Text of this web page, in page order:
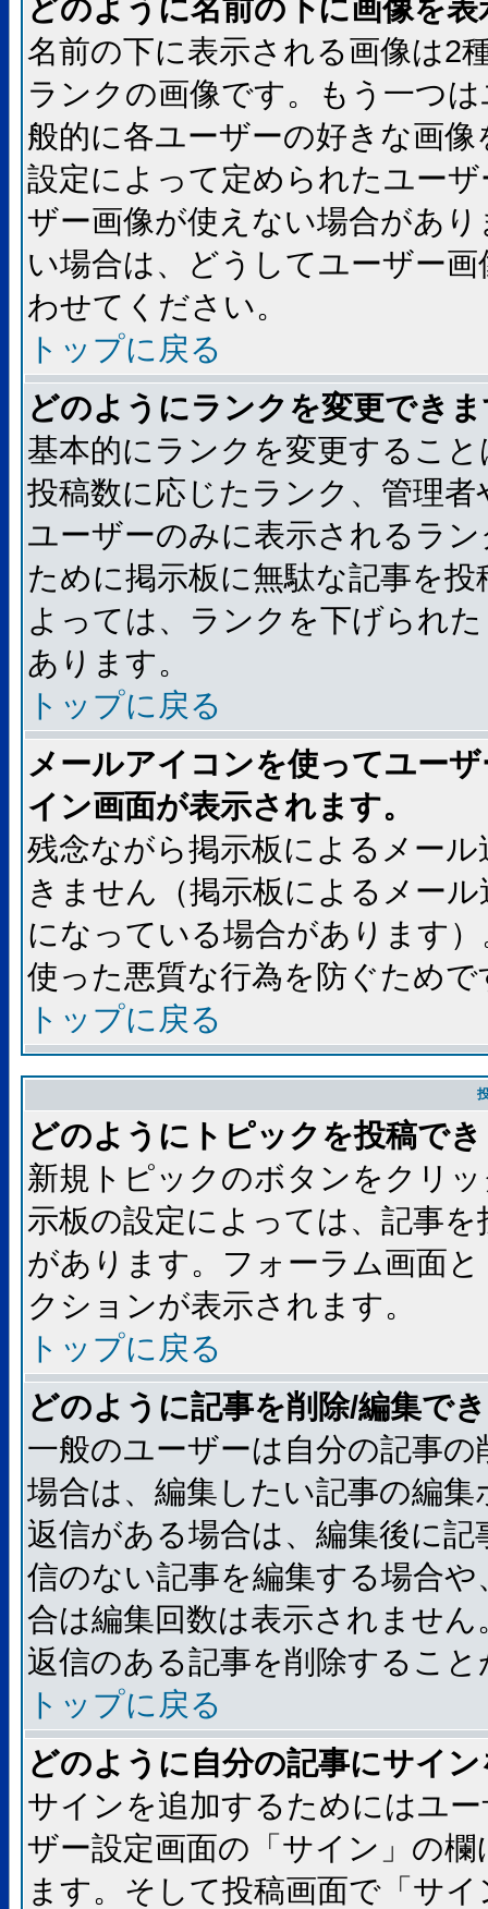
どのように名前の下に画像を
名前の下に表示される画像は2
ランクの画像です。もう一つ
般的に各ユーザーの好きな画
設定によって定められたユー
ザー画像が使えない場合があ
い場合は、どうしてユーザー
わせてください。
トップに戻る
どのようにランクを変更でき
基本的にランクを変更するこ
投稿数に応じたランク、管理
ユーザーのみに表示されるラ
ために掲示板に無駄な記事を
よっては、ランクを下げられ
あります。
トップに戻る
メールアイコンを使ってユー
イン画面が表示されます。
残念ながら掲示板によるメー
きません（掲示板によるメー
になっている場合があります
使った悪質な行為を防ぐためで
トップに戻る
どのようにトピックを投稿で
新規トピックのボタンをクリ
示板の設定によっては、記事
があります。フォーラム画面
クションが表示されます。
トップに戻る
どのように記事を削除/編集で
一般のユーザーは自分の記事
場合は、編集したい記事の編
返信がある場合は、編集後に
信のない記事を編集する場合
合は編集回数は表示されませ
返信のある記事を削除するこ
トップに戻る
どのように自分の記事にサイ
サインを追加するためにはユ
ザー設定画面の「サイン」の
ます。そして投稿画面で「サ